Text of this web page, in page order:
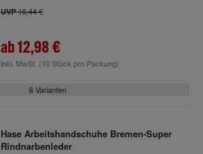
UVP16,44 €
ab12,98 €
inkl. MwSt. (10 Stück pro Packung)
6 Varianten
Hase Arbeitshandschuhe Bremen-Super
Rindnarbenleder